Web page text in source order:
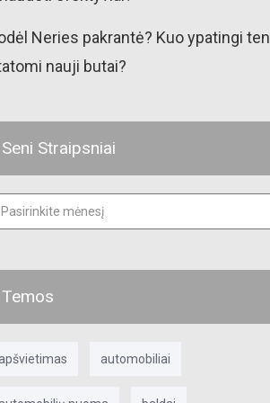
Neries pakrantė? Kuo ypatingi ten
nauji butai?
Seni Straipsniai
Temos
automobiliai